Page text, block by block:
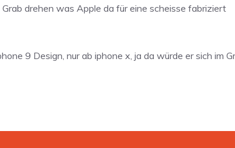
drehen was Apple da für eine scheisse fabriziert
9 Design, nur ab iphone x, ja da würde er sich im